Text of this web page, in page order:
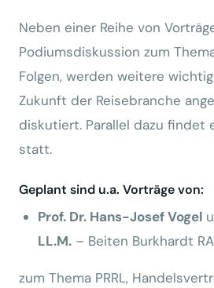
Neben einer Reihe von
Podiumsdiskussion zum
Folgen, werden weitere
Zukunft der Reisebranche
diskutiert. Parallel dazu findet
statt.
Geplant sind u.a. Vorträge von:
Prof. Dr. Hans-Josef Vogel
LL.M. – Beiten Burkhardt
zum Thema PRRL,